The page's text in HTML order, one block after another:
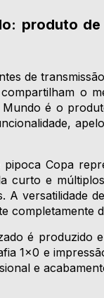
produto
de
o
é o
Copa
curto e
versatilidade
completamente
é produzido
1x0 e
e